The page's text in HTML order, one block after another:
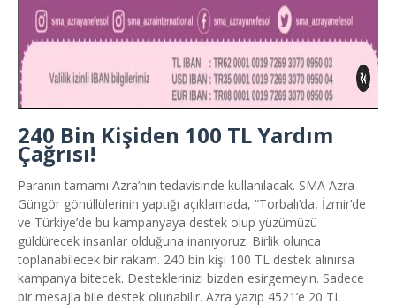
240 Bin Kişiden 100 TL Yardım
Çağrısı!
Paranın tamamı Azra’nın tedavisinde kullanılacak. SMA Azra
Güngör gönüllülerinin yaptığı açıklamada, “Torbalı’da, İzmir’de
ve Türkiye’de bu kampanyaya destek olup yüzümüzü
güldürecek insanlar olduğuna inanıyoruz. Birlik olunca
toplanabilecek bir rakam. 240 bin kişi 100 TL destek alınırsa
kampanya bitecek. Desteklerinizi bizden esirgemeyin. Sadece
bir mesajla bile destek olunabilir. Azra yazıp 4521’e 20 TL